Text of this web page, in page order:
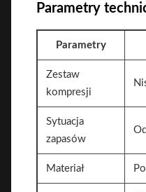
Parametry
Parametry
Zestaw
kompresji
Sytuacja
zapasów
Materiał